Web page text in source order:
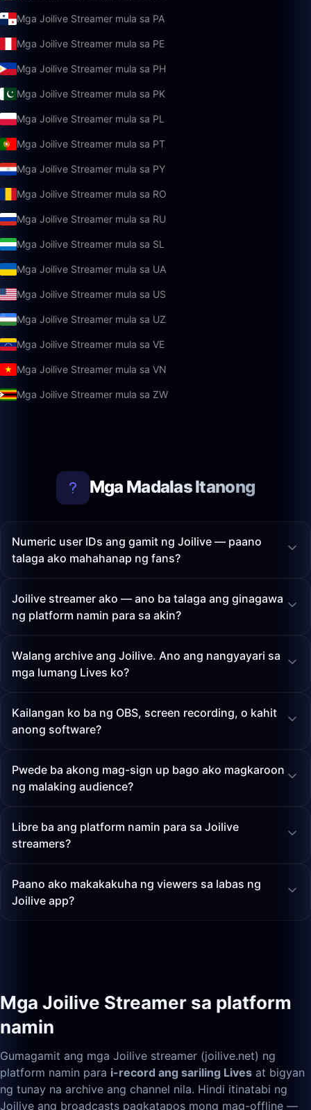
Mga Joilive Streamer mula sa PA
Mga Joilive Streamer mula sa PE
Mga Joilive Streamer mula sa PH
Mga Joilive Streamer mula sa PK
Mga Joilive Streamer mula sa PL
Mga Joilive Streamer mula sa PT
Mga Joilive Streamer mula sa PY
Mga Joilive Streamer mula sa RO
Mga Joilive Streamer mula sa RU
Mga Joilive Streamer mula sa SL
Mga Joilive Streamer mula sa UA
Mga Joilive Streamer mula sa US
Mga Joilive Streamer mula sa UZ
Mga Joilive Streamer mula sa VE
Mga Joilive Streamer mula sa VN
Mga Joilive Streamer mula sa ZW
Mga Madalas Itanong
Numeric user IDs ang gamit ng Joilive — paano
talaga ako mahahanap ng fans?
Joilive streamer ako — ano ba talaga ang ginagawa
ng platform namin para sa akin?
Walang archive ang Joilive. Ano ang nangyayari sa
mga lumang Lives ko?
Kailangan ko ba ng OBS, screen recording, o kahit
anong software?
Pwede ba akong mag-sign up bago ako magkaroon
ng malaking audience?
Libre ba ang platform namin para sa Joilive
streamers?
Paano ako makakakuha ng viewers sa labas ng
Joilive app?
Mga Joilive Streamer sa platform
namin
Gumagamit ang mga Joilive streamer (joilive.net) ng
platform namin para i-record ang sariling Lives at bigyan
ng tunay na archive ang channel nila. Hindi itinatabi ng
Joilive ang broadcasts pagkatapos mong mag-offline —